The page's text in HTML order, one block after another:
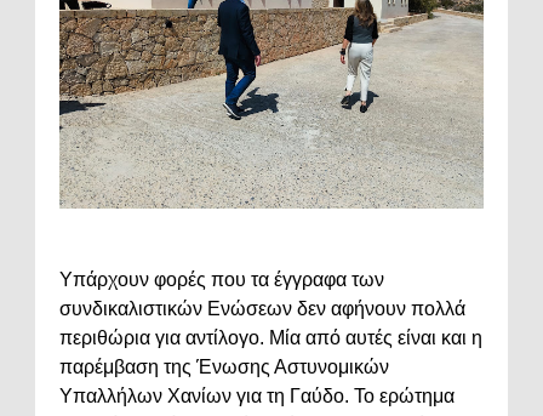
Υπάρχουν φορές που τα έγγραφα των
συνδικαλιστικών Ενώσεων δεν αφήνουν πολλά
περιθώρια για αντίλογο. Μία από αυτές είναι και η
παρέμβαση της Ένωσης Αστυνομικών
Υπαλλήλων Χανίων για τη Γαύδο. Το ερώτημα